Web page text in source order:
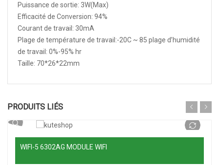
Puissance de sortie: 3W(Max)
Efficacité de Conversion: 94%
Courant de travail: 30mA
Plage de température de travail:-20C ~ 85 plage d’humidité
de travail: 0%-95% hr
Taille: 70*26*22mm
PRODUITS LIÉS
WIFI-5 6302AG MODULE WIFI